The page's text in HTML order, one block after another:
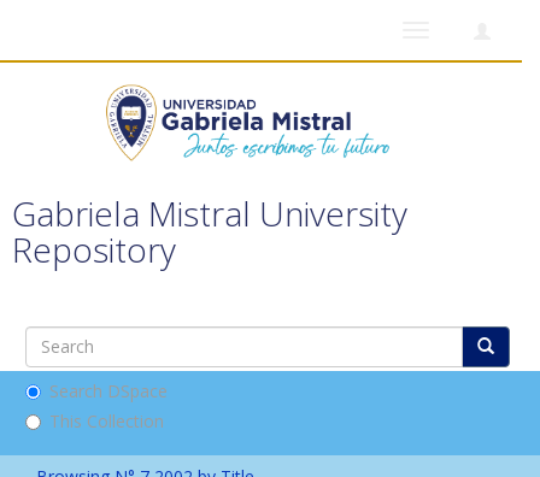
Gabriela Mistral University
Repository
Search DSpace
This Collection